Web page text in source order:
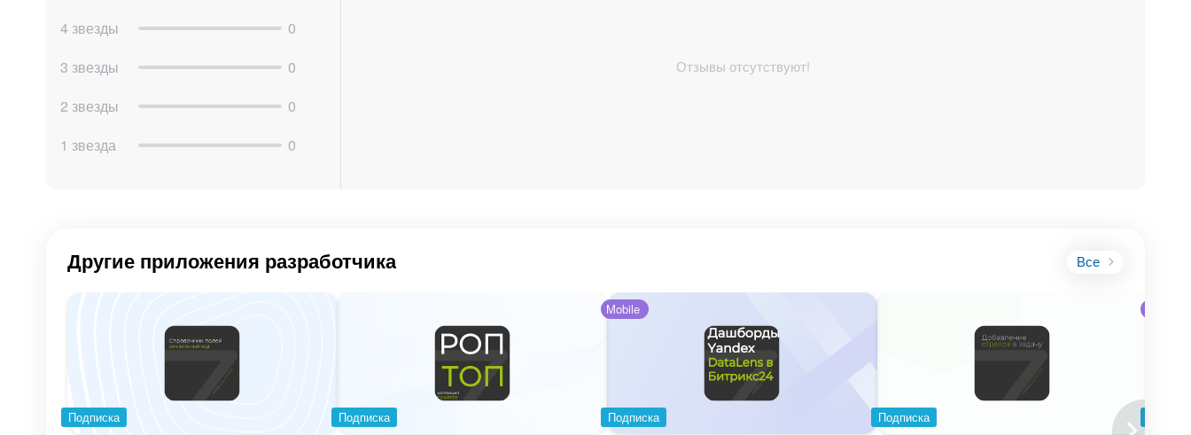
4 звезды
0
3 звезды
0
2 звезды
0
1 звезда
0
Отзывы отсутствуют!
Другие приложения разработчика Все
Подписка Подписка
Mobile
Подписка Подписка